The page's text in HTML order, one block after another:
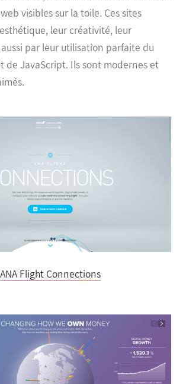
visibles sur la toile. Ces sites
leur créativité, leur
par leur utilisation parfaite du
de JavaScript. Ils sont modernes et
ANA Flight Connections